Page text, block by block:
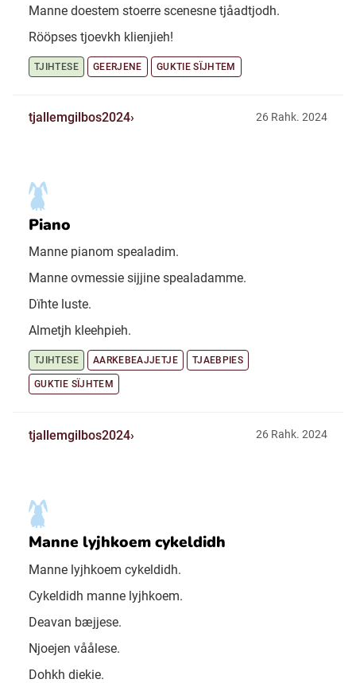
Manne doestem stoerre scenesne tjåadtjodh.
Rööpses tjoevkh klienjieh!
TJIHTESE GEERJENE GUKTIE SÏJHTEM
tjallemgilbos2024 26 Rahk. 2024
Piano
Manne pianom spealadim.
Manne ovmessie sijjine spealadamme.
Dïhte luste.
Almetjh kleehpieh.
TJIHTESE AARKEBEAJJETJE TJAEBPIES
GUKTIE SÏJHTEM
tjallemgilbos2024 26 Rahk. 2024
Manne lyjhkoem cykeldidh
Manne lyjhkoem cykeldidh.
Cykeldidh manne lyjhkoem.
Deavan bæjjese.
Njoejen våålese.
Dohkh diekie.